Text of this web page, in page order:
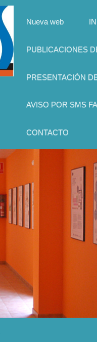
Nueva web
PUBLICACIONES
PRESENTACIÓN
AVISO POR SMS
CONTACTO